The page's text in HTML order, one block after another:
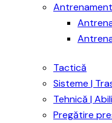
Tactică
Sisteme |
Tehnică |
Pregătire